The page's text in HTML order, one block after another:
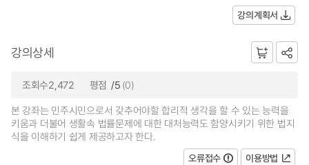
강의계획서
강의상세
조회수2,472 평점 /5 (0)
본 강좌는 민주시민으로서 갖추어야할 합리적 생각을 할 수 있는 능력을
키움과 더불어 생활속 법률문제에 대한 대처능력도 함양시키기 위한 법지
식을 이해하기 쉽게 제공하고자 한다.
오류접수
이용방법